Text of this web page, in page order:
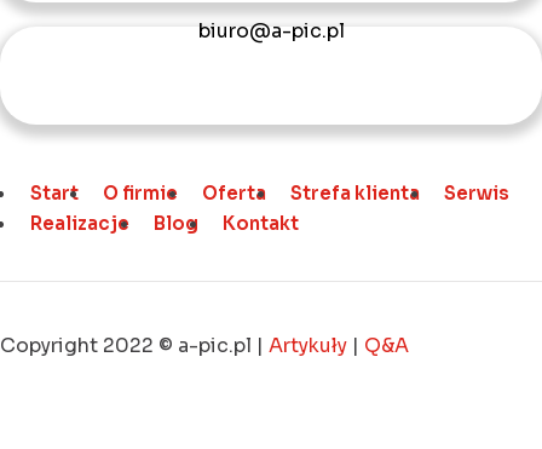
biuro@a-pic.pl
Start O firmie Oferta Strefa klienta
Serwis
Realizacje
Blog Kontakt
Copyright 2022 © a-pic.pl | Artykuły | Q&A